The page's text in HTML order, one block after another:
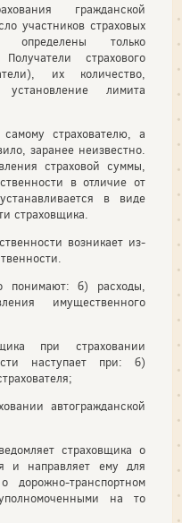
гражданской
участников страховых
определены только
страхового
их количество,
лимита
страхователю, а
заранее неизвестно.
страховой суммы,
в отличие от
в виде
страховщика.
возникает из-
понимают: б) расходы,
имущественного
при страховании
наступает при: б)
автогражданской
страховщика о
и направляет ему для
транспортном
на то